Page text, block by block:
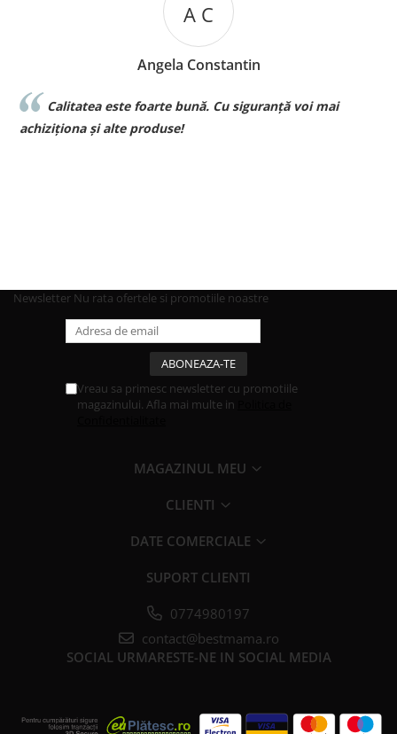
A C
Angela Constantin
Calitatea este foarte bună. Cu siguranță voi mai
achiziționa și alte produse!
Newsletter Nu rata ofertele si promotiile noastre
Vreau sa primesc newsletter cu promotiile
magazinului. Afla mai multe in
MAGAZINUL MEU
CLIENTI
DATE COMERCIALE
SUPORT CLIENTI
0774980197
contact@bestmama.ro
SOCIAL URMARESTE-NE IN SOCIAL MEDIA